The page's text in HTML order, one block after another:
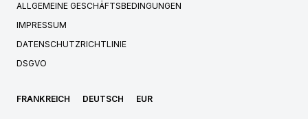
ALLGEMEINE GESCHÄFTSBEDINGUNGEN
IMPRESSUM
DATENSCHUTZRICHTLINIE
DSGVO
FRANKREICH DEUTSCH EUR